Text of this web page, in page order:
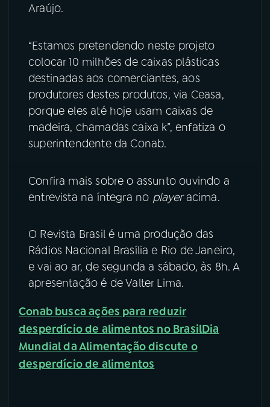
Araújo.
“Estamos pretendendo neste projeto
colocar 10 milhões de caixas plásticas
destinadas aos comerciantes, aos
produtores destes produtos, via Ceasa,
porque eles até hoje usam caixas de
madeira, chamadas caixa k”, enfatiza o
superintendente da Conab.
Confira mais sobre o assunto ouvindo a
entrevista na íntegra no playeracima.
O Revista Brasil é uma produção das
Rádios Nacional Brasília e Rio de Janeiro,
e vai ao ar, de segunda a sábado, às 8h. A
apresentação é de Valter Lima.
Conab busca ações para reduzir
desperdício de alimentos no BrasilDia
Mundial da Alimentação discute o
desperdício de alimentos